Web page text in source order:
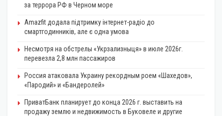
за террора РФ в Черном море
Amazfit додала підтримку інтернет-радіо до
смартгодинників, але є одна умова
Несмотря на обстрелы «Укрзализныця» в июле 2026г.
перевезла 2,8 млн пассажиров
Россия атаковала Украину рекордным роем «Шахедов»,
«Пародий» и «Бандеролей»
ПриватБанк планирует до конца 2026 г. выставить на
продажу землю и недвижимость в Буковеле и другие